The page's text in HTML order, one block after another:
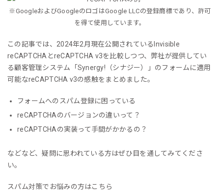
※GoogleおよびGoogleのロゴはGoogle LLCの登録商標であり、許可
を得て使用しています。
この記事では、2024年2月現在公開されているInvisible
reCAPTCHAとreCAPTCHA v3を比較しつつ、弊社が提供してい
る顧客管理システム「Synergy!（シナジー）」のフォームに適用
可能なreCAPTCHA v3の感触をまとめました。
フォームへのスパム登録に困っている
reCAPTCHAのバージョンの違いって？
reCAPTCHAの実装って手間がかかるの？
などなど、疑問に思われている方はぜひ目を通してみてくださ
い。
スパム対策でお悩みの方はこちら